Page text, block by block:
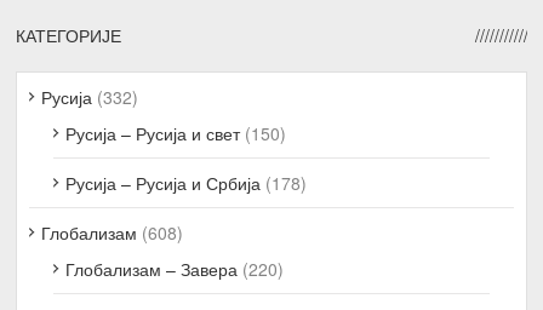
КАТЕГОРИЈЕ
Русија (332)
Русија – Русија и свет(150)
Русија – Русија и Србија (178)
Глобализам (608)
Глобализам – Завера (220)